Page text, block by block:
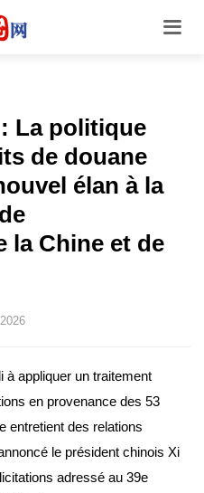
: La politique
de douane
élan à la
la Chine et de
à appliquer un traitement
en provenance des 53
entretient des relations
le président chinois Xi
adressé au 39e